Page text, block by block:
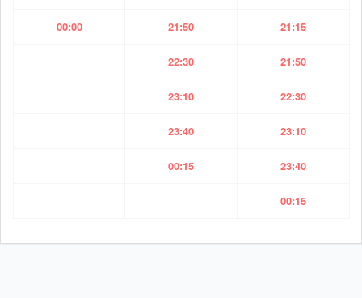
00:00 21:50 21:15
22:30 21:50
23:10 22:30
23:40 23:10
00:15 23:40
00:15